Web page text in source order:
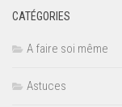
CATÉGORIES
A faire soi même
Astuces